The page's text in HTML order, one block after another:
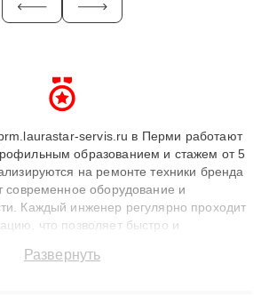
servis.ru в Перми работают
образованием и стажем от 5
на ремонте техники бренда
современное оборудование и
Каждый инженер регулярно проходит
что позволяет быстро и
до 3 лет. Наши мастера решают
Развернуть